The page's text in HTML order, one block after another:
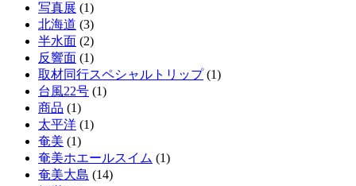
写真展 (1)
北海道 (3)
半水面 (2)
反響面 (1)
取材同行スペシャルトリップ(1)
台風22号 (1)
商品 (1)
太平洋 (1)
奄美 (1)
奄美ホエールスイム (1)
奄美大島 (14)